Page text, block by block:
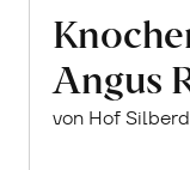
Angus
von Hof